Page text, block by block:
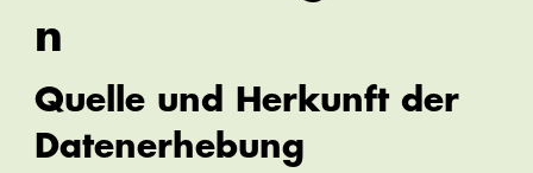
n
Quelle und Herkunft der
Datenerhebung